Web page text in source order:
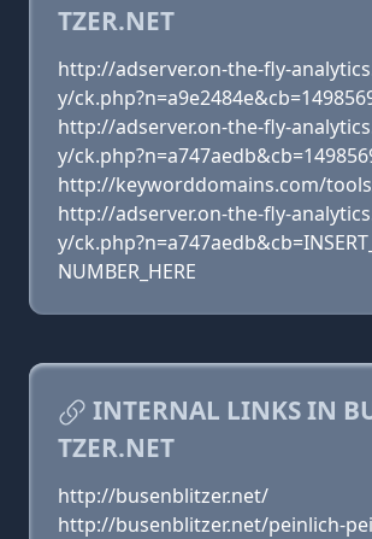
TZER.NET
http://adserver.on-the-fly-
y/
http://adserver.on-the-fly-
y/
http://keyworddomains.com/
http://adserver.on-the-fly-
y/
NUMBER_HERE
INTERNAL LINKS IN
TZER.NET
http://busenblitzer.net/
http://busenblitzer.net/peinlich-